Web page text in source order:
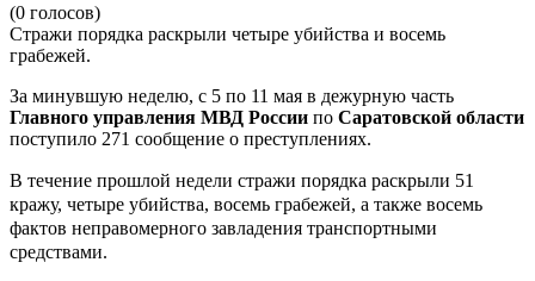
(0 голосов)
Стражи порядка раскрыли четыре убийства и восемь
грабежей.
За минувшую неделю, с 5 по 11 мая в дежурную часть
Главного управления МВД России по Саратовской области
поступило 271 сообщение о преступлениях.
В течение прошлой недели стражи порядка раскрыли 51
кражу, четыре убийства, восемь грабежей, а также восемь
фактов неправомерного завладения транспортными
средствами.